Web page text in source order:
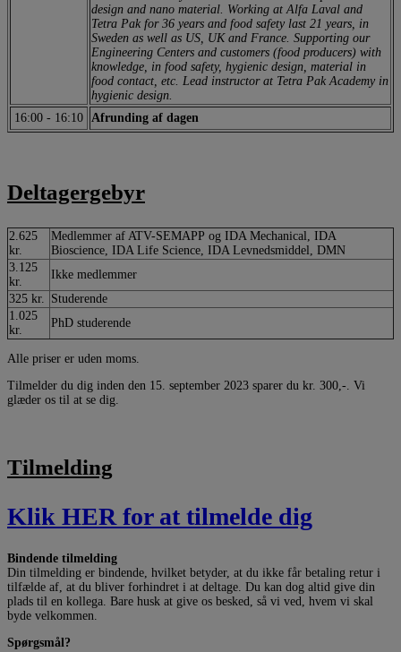
design and nano material. Working at Alfa Laval and
Tetra Pak for 36 years and food safety last 21 years, in
Sweden as well as US, UK and France. Supporting our
Engineering Centers and customers (food producers) with
knowledge, in food safety, hygienic design, material in
food contact, etc. Lead instructor at Tetra Pak Academy in
hygienic design.
16:00 - 16:10 Afrunding af dagen
Deltagergebyr
2.625
kr.
Medlemmer af ATV-SEMAPP og IDA Mechanical, IDA
Bioscience, IDA Life Science, IDA Levnedsmiddel, DMN
3.125
kr.
Ikke medlemmer
325 kr.
Studerende
1.025
kr.
PhD studerende
Alle priser er uden moms.
Tilmelder du dig inden den 15. september 2023 sparer du kr. 300,-. Vi
glæder os til at se dig.
Tilmelding
Klik HER for at tilmelde dig
Bindende tilmelding
Din tilmelding er bindende, hvilket betyder, at du ikke får betaling retur i
tilfælde af, at du bliver forhindret i at deltage. Du kan dog altid give din
plads til en kollega. Bare husk at give os besked, så vi ved, hvem vi skal
byde velkommen.
Spørgsmål?